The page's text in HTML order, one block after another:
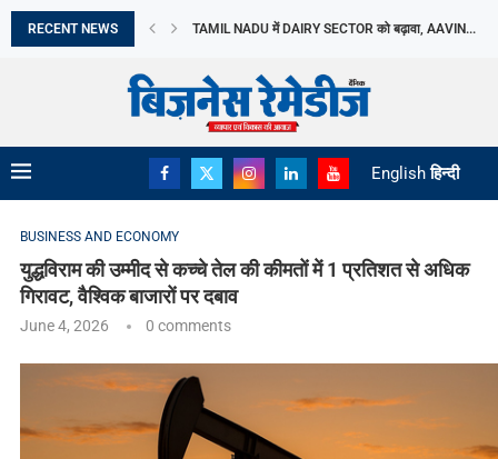
RECENT NEWS TAMIL NADU में DAIRY SECTOR को बढ़ावा, AAVIN...
English हिन्दी
BUSINESS AND ECONOMY
युद्धविराम की उम्मीद से कच्चे तेल की कीमतों में 1 प्रतिशत से अधिक
गिरावट, वैश्विक बाजारों पर दबाव
June 4, 2026 0 comments